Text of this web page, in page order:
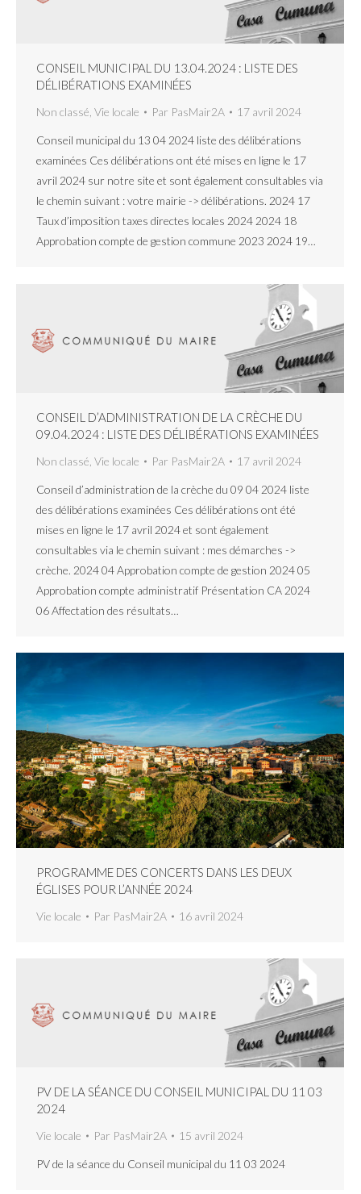
CONSEIL MUNICIPAL DU 13.04.2024 : LISTE DES
DÉLIBÉRATIONS EXAMINÉES
Non classé Vie locale Par PasMair2A 17 avril 2024
Conseil municipal du 13 04 2024 liste des délibérations
examinées Ces délibérations ont été mises en ligne le 17
avril 2024 sur notre site et sont également consultables via
le chemin suivant : votre mairie -> délibérations. 2024 17
Taux d’imposition taxes directes locales 2024 2024 18
Approbation compte de gestion commune 2023 2024 19…
CONSEIL D’ADMINISTRATION DE LA CRÈCHE DU
09.04.2024 : LISTE DES DÉLIBÉRATIONS EXAMINÉES
Non classé Vie locale Par PasMair2A 17 avril 2024
Conseil d’administration de la crèche du 09 04 2024 liste
des délibérations examinées Ces délibérations ont été
mises en ligne le 17 avril 2024 et sont également
consultables via le chemin suivant : mes démarches ->
crèche. 2024 04 Approbation compte de gestion 2024 05
Approbation compte administratif Présentation CA 2024
06 Affectation des résultats…
PROGRAMME DES CONCERTS DANS LES DEUX
ÉGLISES POUR L’ANNÉE 2024
Vie locale Par PasMair2A 16 avril 2024
PV DE LA SÉANCE DU CONSEIL MUNICIPAL DU 11 03
2024
Vie locale Par PasMair2A 15 avril 2024
PV de la séance du Conseil municipal du 11 03 2024